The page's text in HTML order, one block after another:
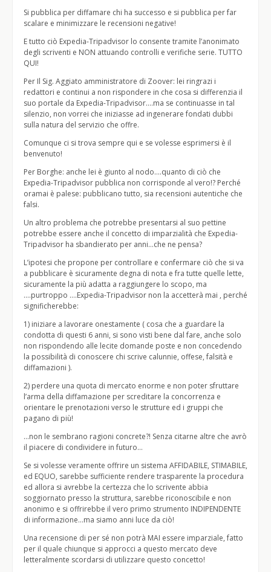
Si pubblica per diffamare chi ha successo e si pubblica per far
scalare e minimizzare le recensioni negative!
E tutto ciò Expedia-Tripadvisor lo consente tramite l’anonimato
degli scriventi e NON attuando controlli e verifiche serie. TUTTO
QUI!
Per Il Sig. Aggiato amministratore di Zoover: lei ringrazi i
redattori e continui a non rispondere in che cosa si differenzia il
suo portale da Expedia-Tripadvisor….ma se continuasse in tal
silenzio, non vorrei che iniziasse ad ingenerare fondati dubbi
sulla natura del servizio che offre.
Comunque ci si trova sempre qui e se volesse esprimersi è il
benvenuto!
Per Borghe: anche lei è giunto al nodo….quanto di ciò che
Expedia-Tripadvisor pubblica non corrisponde al vero!? Perché
oramai è palese: pubblicano tutto, sia recensioni autentiche che
falsi.
Un altro problema che potrebbe presentarsi al suo pettine
potrebbe essere anche il concetto di imparzialità che Expedia-
Tripadvisor ha sbandierato per anni…che ne pensa?
L’ipotesi che propone per controllare e confermare ciò che si va
a pubblicare è sicuramente degna di nota e fra tutte quelle lette,
sicuramente la più adatta a raggiungere lo scopo, ma
….purtroppo ….Expedia-Tripadvisor non la accetterà mai , perché
significherebbe:
1) iniziare a lavorare onestamente ( cosa che a guardare la
condotta di questi 6 anni, si sono visti bene dal fare, anche solo
non rispondendo alle lecite domande poste e non concedendo
la possibilità di conoscere chi scrive calunnie, offese, falsità e
diffamazioni ).
2) perdere una quota di mercato enorme e non poter sfruttare
l’arma della diffamazione per screditare la concorrenza e
orientare le prenotazioni verso le strutture ed i gruppi che
pagano di più!
…non le sembrano ragioni concrete?! Senza citarne altre che avrò
il piacere di condividere in futuro…
Se si volesse veramente offrire un sistema AFFIDABILE, STIMABILE,
ed EQUO, sarebbe sufficiente rendere trasparente la procedura
ed allora si avrebbe la certezza che lo scrivente abbia
soggiornato presso la struttura, sarebbe riconoscibile e non
anonimo e si offrirebbe il vero primo strumento INDIPENDENTE
di informazione…ma siamo anni luce da ciò!
Una recensione di per sé non potrà MAI essere imparziale, fatto
per il quale chiunque si approcci a questo mercato deve
letteralmente scordarsi di utilizzare questo concetto!